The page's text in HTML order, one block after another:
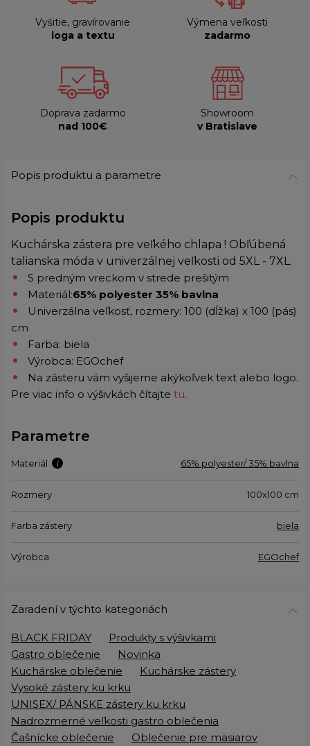
Vyšitie, gravírovanie
loga a textu
Výmena veľkosti
zadarmo
Doprava zadarmo
nad 100€
Showroom
v Bratislave
Popis produktu a parametre
Popis produktu
Kuchárska zástera pre veľkého chlapa ! Obľúbená
talianska móda v univerzálnej veľkosti od 5XL - 7XL.
S predným vreckom v strede prešitým
Materiál:65% polyester 35% bavlna
Univerzálna veľkosť, rozmery: 100 (dĺžka) x 100 (pás)
cm
Farba: biela
Výrobca: EGOchef
Na zásteru vám vyšijeme akýkoľvek text alebo logo.
Pre viac info o výšivkách čítajte tu.
Parametre
Materiál 65% polyester/ 35% bavlna
Rozmery 100x100 cm
Farba zástery biela
Výrobca EGOchef
Zaradení v týchto kategoriách
BLACK FRIDAY
Produkty s výšivkami
Gastro oblečenie
Novinka
Kuchárske oblečenie
Kuchárske zástery
Vysoké zástery ku krku
UNISEX/ PÁNSKE zástery ku krku
Nadrozmerné veľkosti gastro oblečenia
Čašnícke oblečenie
Oblečenie pre mäsiarov